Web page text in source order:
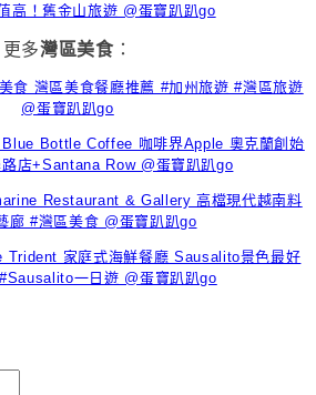
高！舊金山旅遊 @蛋寶趴趴go
更多灣區美食：
食 灣區美食餐廳推薦 #加州旅遊 #灣區旅遊
@蛋寶趴趴go
Bottle Coffee 咖啡界Apple 奧克蘭創始
店+Santana Row @蛋寶趴趴go
Restaurant & Gallery 高檔現代越南料
廊 #灣區美食 @蛋寶趴趴go
Trident 家庭式海鮮餐廳 Sausalito景色最好
一日遊 @蛋寶趴趴go